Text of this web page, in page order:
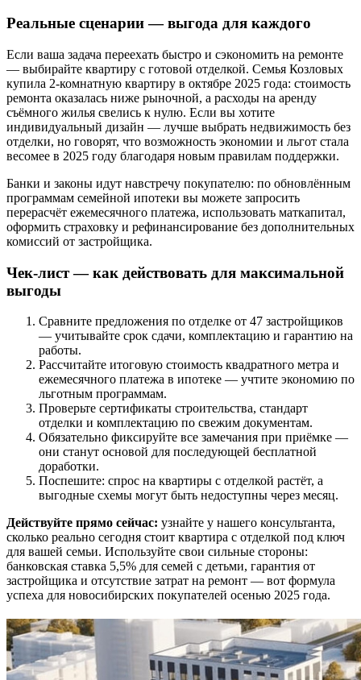
Реальные сценарии — выгода для каждого
Если ваша задача переехать быстро и сэкономить на ремонте
— выбирайте квартиру с готовой отделкой. Семья Козловых
купила 2-комнатную квартиру в октябре 2025 года: стоимость
ремонта оказалась ниже рыночной, а расходы на аренду
съёмного жилья свелись к нулю. Если вы хотите
индивидуальный дизайн — лучше выбрать недвижимость без
отделки, но говорят, что возможность экономии и льгот стала
весомее в 2025 году благодаря новым правилам поддержки.
Банки и законы идут навстречу покупателю: по обновлённым
программам семейной ипотеки вы можете запросить
перерасчёт ежемесячного платежа, использовать маткапитал,
оформить страховку и рефинансирование без дополнительных
комиссий от застройщика.
Чек-лист — как действовать для максимальной
выгоды
Сравните предложения по отделке от 47 застройщиков
— учитывайте срок сдачи, комплектацию и гарантию на
работы.
Рассчитайте итоговую стоимость квадратного метра и
ежемесячного платежа в ипотеке — учтите экономию по
льготным программам.
Проверьте сертификаты строительства, стандарт
отделки и комплектацию по свежим документам.
Обязательно фиксируйте все замечания при приёмке —
они станут основой для последующей бесплатной
доработки.
Поспешите: спрос на квартиры с отделкой растёт, а
выгодные схемы могут быть недоступны через месяц.
Действуйте прямо сейчас: узнайте у нашего консультанта,
сколько реально сегодня стоит квартира с отделкой под ключ
для вашей семьи. Используйте свои сильные стороны:
банковская ставка 5,5% для семей с детьми, гарантия от
застройщика и отсутствие затрат на ремонт — вот формула
успеха для новосибирских покупателей осенью 2025 года.